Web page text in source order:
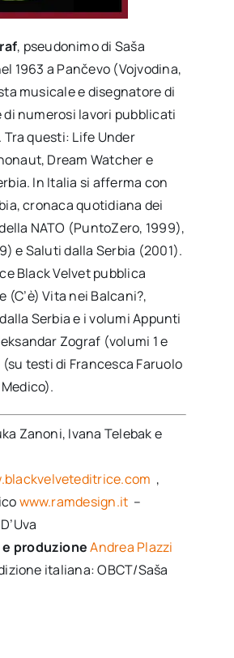
, pseudonimo di Saša
1963 a Pančevo (Vojvodina,
musicale e disegnatore di
numerosi lavori pubblicati
questi: Life Under
Dream Watcher e
In Italia si afferma con
cronaca quotidiana dei
NATO (PuntoZero, 1999),
e Saluti dalla Serbia (2001).
Black Velvet pubblica
(C’è) Vita nei Balcani?,
Serbia e i volumi Appunti
Zograf (volumi 1 e
testi di Francesca Faruolo
Zanoni, Ivana Telebak e
,
www.ramdesign.it –
produzione Andrea Plazzi
italiana: OBCT/Saša